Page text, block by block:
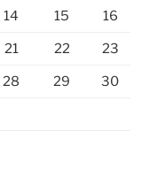
14 15 16
21 22 23
28 29 30